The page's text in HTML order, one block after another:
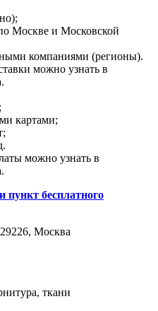
Москве и Московской
компаниями (регионы).
можно узнать в
картами;
можно узнать в
пункт бесплатного
Москва
ткани